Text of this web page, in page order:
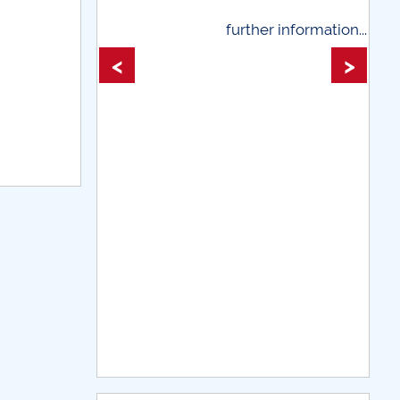
further
< >